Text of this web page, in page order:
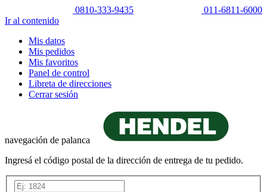
0810-333-9435
011-6811-6000
Ir al contenido
Mis datos
Mis pedidos
Mis favoritos
Panel de control
Libreta de direcciones
Cerrar sesión
navegación de palanca
Ingresá el código postal de la dirección de entrega de tu pedido.